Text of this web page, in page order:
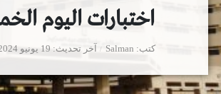
اختبارات اليوم
كتب Salman آخر تحديث 19 يونيو 2024 - 1:20م